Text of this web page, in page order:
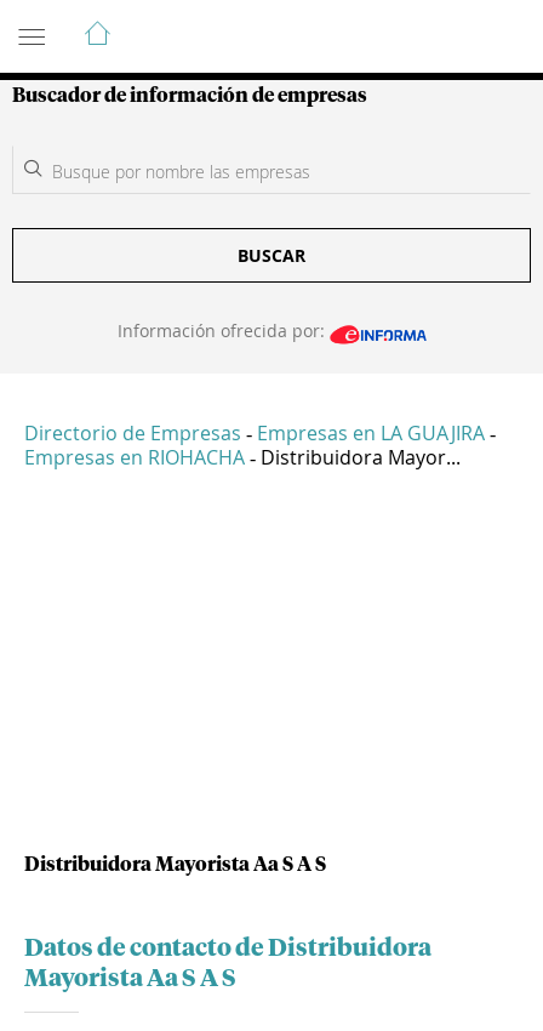
Guía de Empresas Colombianas
Buscador de información de empresas
BUSCAR
Información ofrecida por:
Directorio de Empresas - Empresas en LA GUAJIRA -
Empresas en RIOHACHA - Distribuidora Mayor...
Distribuidora Mayorista Aa S A S
Datos de contacto de Distribuidora
Mayorista Aa S A S